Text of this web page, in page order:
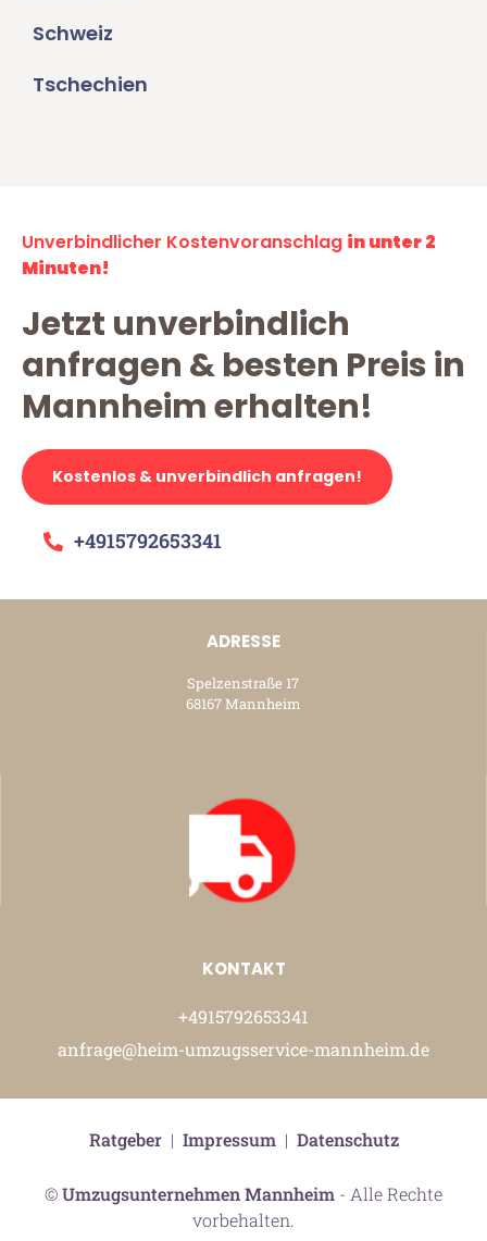
Schweiz
Tschechien
Unverbindlicher Kostenvoranschlag in unter 2
Minuten!
Jetzt unverbindlich
anfragen & besten Preis in
Mannheim erhalten!
Kostenlos & unverbindlich anfragen!
+4915792653341
ADRESSE
Spelzenstraße 17
68167 Mannheim
KONTAKT
+4915792653341
anfrage@heim-umzugsservice-mannheim.de
©Umzugsunternehmen Mannheim - Alle Rechte
vorbehalten.
Ratgeber| Impressum| Datenschutz